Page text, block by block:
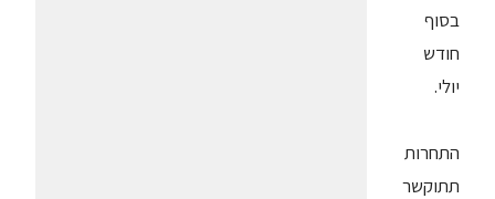
בסוף
חודש
יולי.
התחרות
תתוקשר